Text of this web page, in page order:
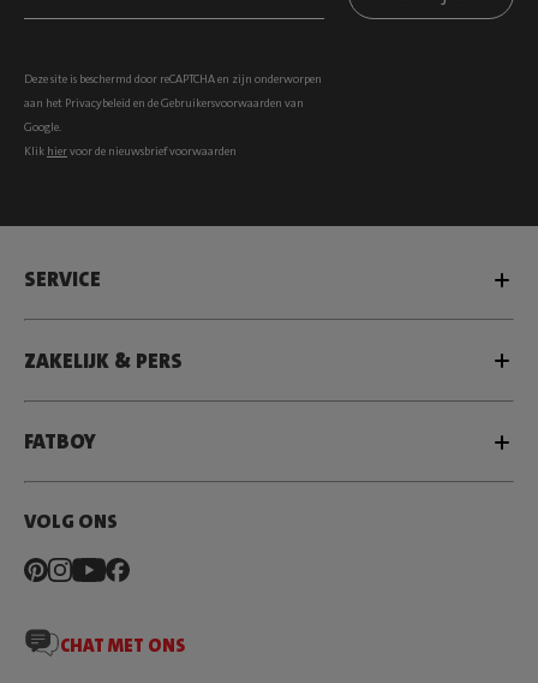
Deze site is beschermd door reCAPTCHA en zijn onderworpen
aan het Privacybeleid en deGebruikersvoorwaarden van
Google.
Klik hiervoor de nieuwsbrief voorwaarden
SERVICE
ZAKELIJK & PERS
FATBOY
VOLG ONS
CHAT MET ONS